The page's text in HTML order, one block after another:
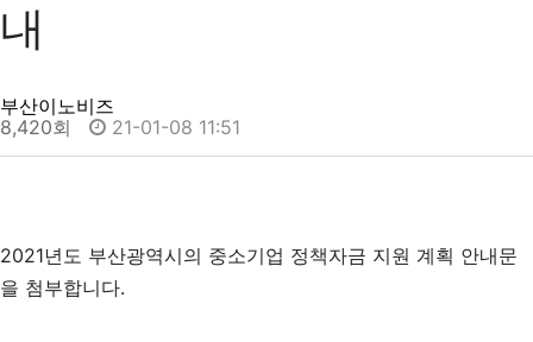
내
부산이노비즈
8,420회
21-01-08 11:51
2021년도 부산광역시의 중소기업 정책자금 지원 계획 안내문
을 첨부합니다.